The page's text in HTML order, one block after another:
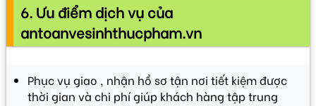
6. Ưu điểm dịch vụ của
antoanvesinhthucpham.vn
Phục vụ giao , nhận hồ sơ tận nơi tiết kiệm được
thời gian và chi phí giúp khách hàng tập trung